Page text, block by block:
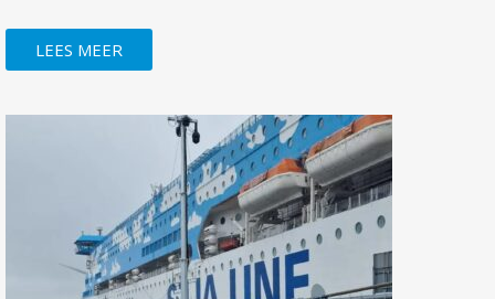
LEES MEER